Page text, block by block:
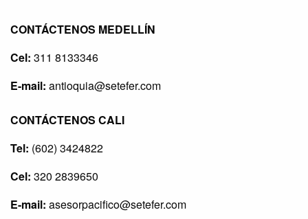
CONTÁCTENOS MEDELLÍN
Cel: 311 8133346
E-mail: antioquia@setefer.com
CONTÁCTENOS CALI
Tel: (602) 3424822
Cel: 320 2839650
E-mail: asesorpacifico@setefer.com